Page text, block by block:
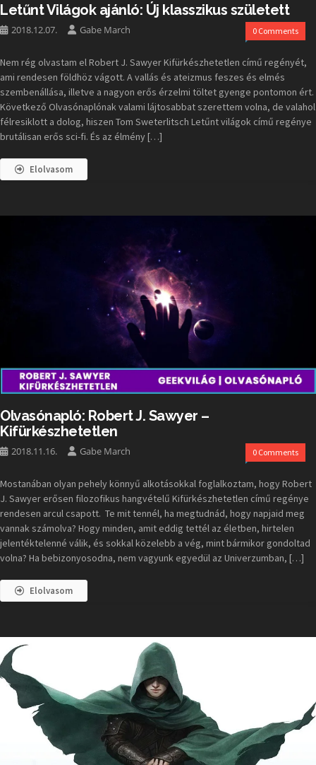
Letűnt Világok ajánló: Új klasszikus született
2018.12.07. Gabe March 0 Comments
Nem rég olvastam el Robert J. Sawyer Kifürkészhetetlen című regényét,
ami rendesen földhöz vágott. A vallás és ateizmus feszes és elmés
szembenállása, illetve a nagyon erős érzelmi töltet gyenge pontomon ért.
Következő Olvasónaplónak valami lájtosabbat szerettem volna, de valahol
félresiklott a dolog, hiszen Tom Sweterlitsch Letűnt világok című regénye
brutálisan erős sci-fi. És az élmény […]
Elolvasom
Olvasónapló: Robert J. Sawyer –
Kifürkészhetetlen
2018.11.16. Gabe March 0 Comments
Mostanában olyan pehely könnyű alkotásokkal foglalkoztam, hogy Robert
J. Sawyer erősen filozofikus hangvételű Kifürkészhetetlen című regénye
rendesen arcul csapott. Te mit tennél, ha megtudnád, hogy napjaid meg
vannak számolva? Hogy minden, amit eddig tettél az életben, hirtelen
jelentéktelenné válik, és sokkal közelebb a vég, mint bármikor gondoltad
volna? Ha bebizonyosodna, nem vagyunk egyedül az Univerzumban, […]
Elolvasom